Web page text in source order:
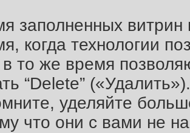
заполненных витрин
когда технологии
то же время
“Delete” («Удалить»).
уделяйте
что они с вами не